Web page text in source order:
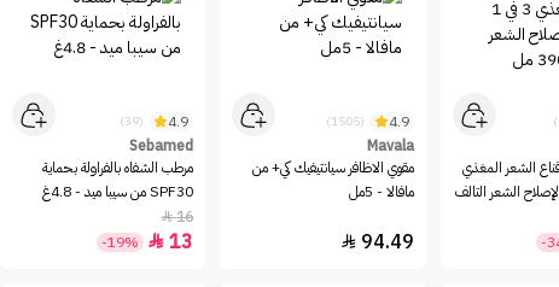
قناع الشعر المغذي
لإصلاح الشعر التالف
-
4.9
(1505)
Mavala
مقوي الاظافر سيانتيفيك كي+ من
مافالا - 5مل
94.49

4.9
(39)
Sebamed
مرطب الشفاه بالفراولة بحماية
SPF30 من سيبا ميد - 4.8غ
16

13

-19%